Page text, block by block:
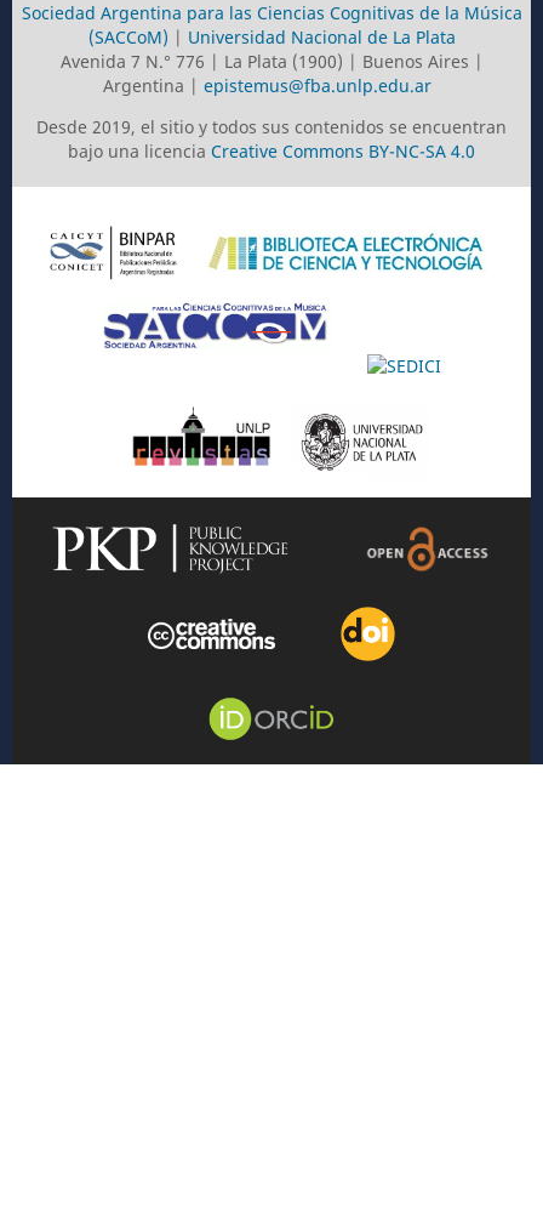
Sociedad Argentina para las Ciencias Cognitivas de la Música
(SACCoM) | Universidad Nacional de La Plata
Avenida 7 N.° 776 | La Plata (1900) | Buenos Aires |
Argentina | epistemus@fba.unlp.edu.ar
Desde 2019, el sitio y todos sus contenidos se encuentran
bajo una licencia Creative Commons BY-NC-SA 4.0